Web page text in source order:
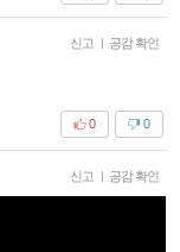
신고 | 공감 확인
0
0
신고 | 공감 확인